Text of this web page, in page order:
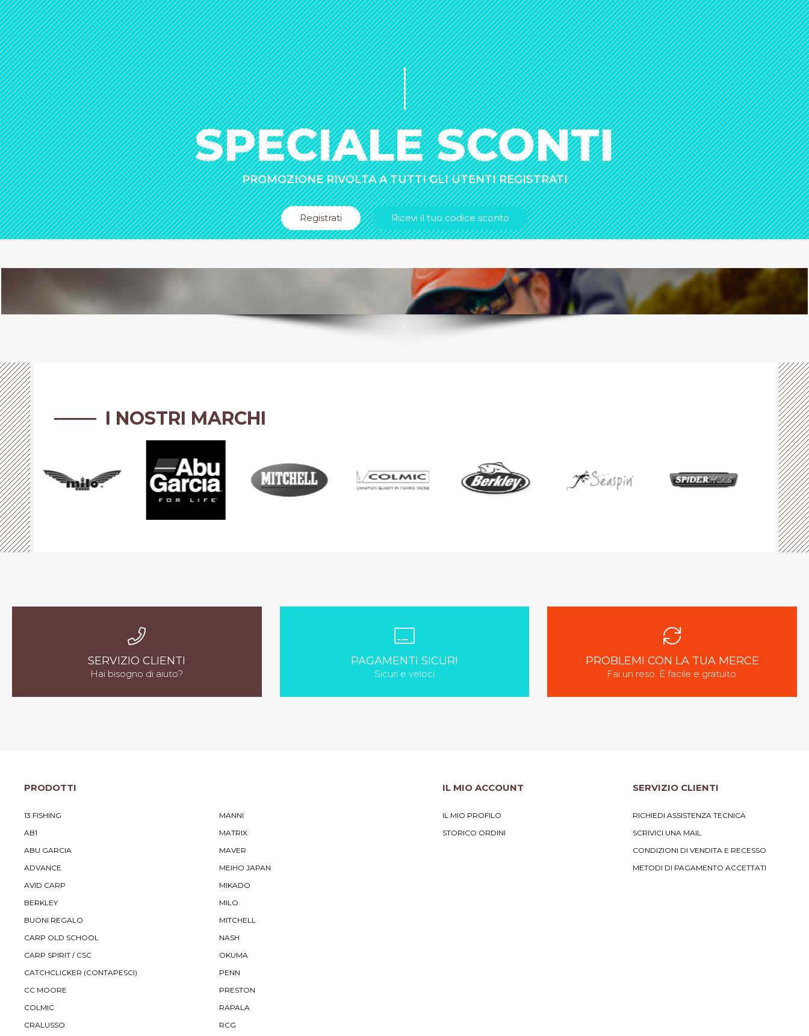
SPECIALE SCONTI
PROMOZIONE RIVOLTA A TUTTI GLI UTENTI REGISTRATI
Registrati Ricevi il tuo codice sconto
I NOSTRI MARCHI
SERVIZIO CLIENTI
Hai bisogno di aiuto?
PAGAMENTI SICURI
Sicuri e veloci
PROBLEMI CON LA TUA MERCE
Fai un reso. È facile e gratuito.
PRODOTTI
13 FISHING
AB1
ABU GARCIA
ADVANCE
AVID CARP
BERKLEY
BUONI REGALO
CARP OLD SCHOOL
CARP SPIRIT / CSC
CATCHCLICKER (CONTAPESCI)
CC MOORE
COLMIC
CRALUSSO
MANNI
MATRIX
MAVER
MEIHO JAPAN
MIKADO
MILO
MITCHELL
NASH
OKUMA
PENN
PRESTON
RAPALA
RCG
IL MIO ACCOUNT
IL MIO PROFILO
STORICO ORDINI
SERVIZIO CLIENTI
RICHIEDI ASSISTENZA TECNICA
SCRIVICI UNA MAIL
CONDIZIONI DI VENDITA E RECESSO
METODI DI PAGAMENTO ACCETTATI